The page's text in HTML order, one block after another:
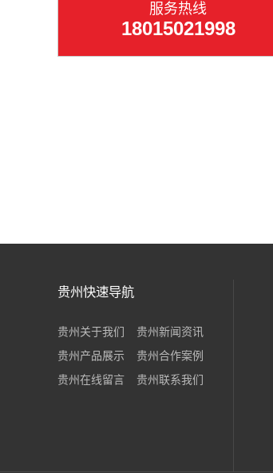
服务热线
18015021998
贵州快速导航
贵州关于我们
贵州新闻资讯
贵州产品展示
贵州合作案例
贵州在线留言
贵州联系我们